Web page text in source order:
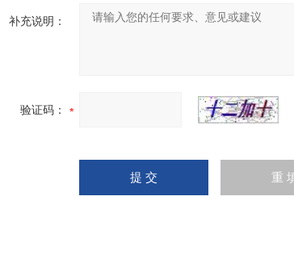
补充说明：
验证码：